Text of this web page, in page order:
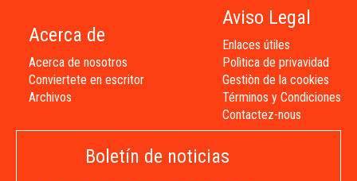
Acerca de
Acerca de nosotros
Conviertete en escritor
Archivos
Aviso Legal
Enlaces útiles
Polìtica de privavidad
Gestiòn de la cookies
Términos y Condiciones
Contactez-nous
Boletín de noticias